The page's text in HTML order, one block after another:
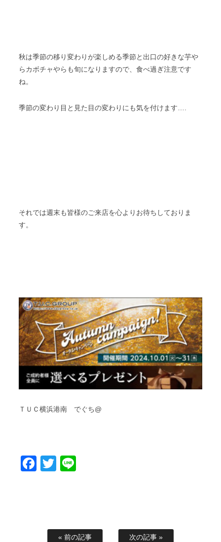
秋は季節の移り変わりが楽しめる季節と出口の好きな芋や
らカボチャやらも旬になりますので、食べ過ぎ注意です
ね。
季節の変わり目と見た目の変わりにも気を付けます….
それでは週末も皆様のご来店を心よりお待ちしておりま
す。
ＴＵＣ横浜港南 でぐち@
Facebook
Twitter
« 前の記事 次の記事 »